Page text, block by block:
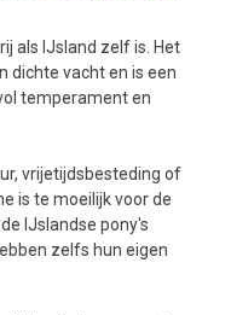
als IJsland zelf is. Het
dichte vacht en is een
temperament en
vrijetijdsbesteding of
is te moeilijk voor de
IJslandse pony's
zelfs hun eigen